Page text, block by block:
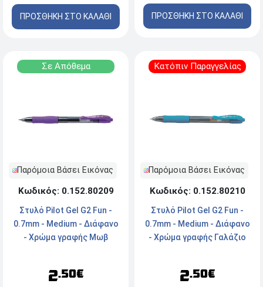
ΠΡΟΣΘΗΚΗ ΣΤΟ ΚΑΛΑΘΙ ΠΡΟΣΘΗΚΗ ΣΤΟ ΚΑΛΑΘΙ
Σε Απόθεμα
Παρόμοια Βάσει Εικόνας
Κωδικός: 0.152.80209
Στυλό Pilot Gel G2 Fun -
0.7mm - Medium - Διάφανο
- Χρώμα γραφής Μωβ
2.50€
Κατόπιν Παραγγελίας
Παρόμοια Βάσει Εικόνας
Κωδικός: 0.152.80210
Στυλό Pilot Gel G2 Fun -
0.7mm - Medium - Διάφανο
- Χρώμα γραφής Γαλάζιο
2.50€